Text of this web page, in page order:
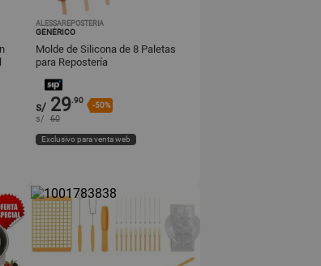
ALESSAREPOSTERIA
GENÉRICO
Molde de Silicona de 8 Paletas
para Repostería
s/ 29.90
-50%
s/ 60
Exclusivo para venta web